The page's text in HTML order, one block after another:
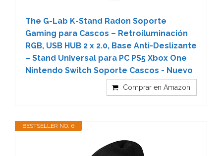
The G-Lab K-Stand Radon Soporte
Gaming para Cascos – Retroiluminación
RGB, USB HUB 2 x 2.0, Base Anti-Deslizante
– Stand Universal para PC PS5 Xbox One
Nintendo Switch Soporte Cascos - Nuevo
Comprar en Amazon
BESTSELLER NO. 6